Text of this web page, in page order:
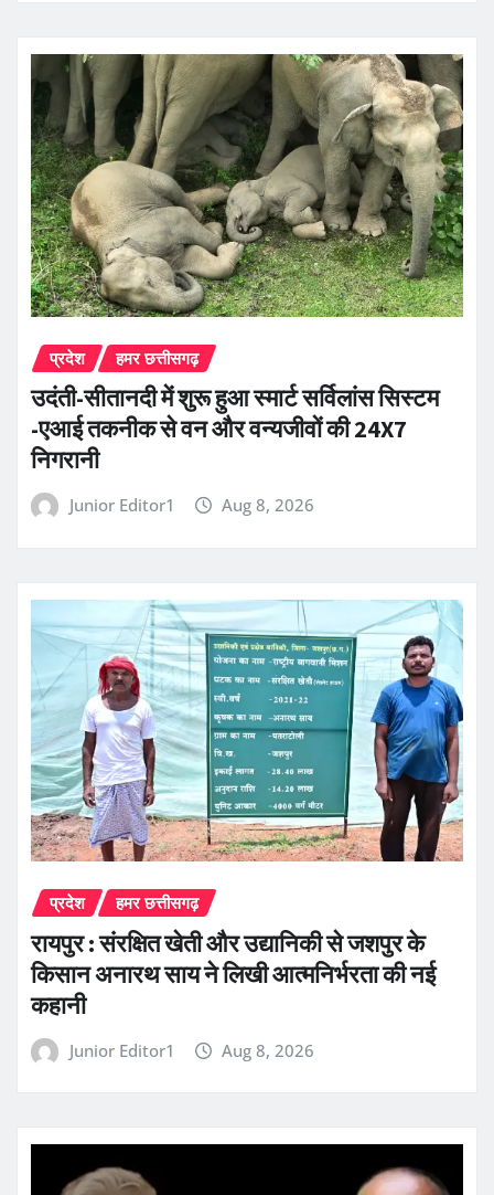
प्रदेश हमर छत्तीसगढ़
उदंती-सीतानदी में शुरू हुआ स्मार्ट सर्विलांस सिस्टम
-एआई तकनीक से वन और वन्यजीवों की 24X7
निगरानी
Junior Editor1 Aug 8, 2026
प्रदेश हमर छत्तीसगढ़
रायपुर : संरक्षित खेती और उद्यानिकी से जशपुर के
किसान अनारथ साय ने लिखी आत्मनिर्भरता की नई
कहानी
Junior Editor1 Aug 8, 2026